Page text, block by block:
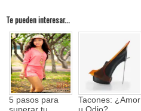
Te pueden interesar...
5 pasos para
Tacones: ¿Amor